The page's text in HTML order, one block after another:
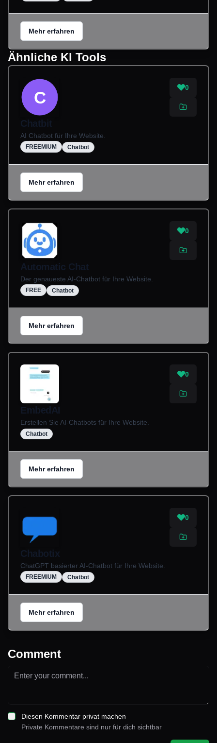
Mehr erfahren
Ähnliche KI Tools
C
0
Chatbit
AI Chatbot für Ihre Website.
FREEMIUM Chatbot
Mehr erfahren
0
Automatic Chat
Der genaueste AI-Chatbot für Ihre Website.
FREE Chatbot
Mehr erfahren
0
EmbedAI
Erstellen Sie AI-Chatbots für Ihre Website.
Chatbot
Mehr erfahren
0
Chabotix
ChatGPT basierter AI-Chatbot für Ihre Website.
FREEMIUM Chatbot
Mehr erfahren
Comment
Diesen Kommentar privat machen
Private Kommentare sind nur für dich sichtbar